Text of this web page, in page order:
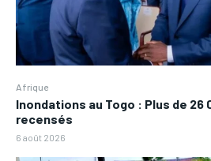
Afrique
Inondations au Togo : Plus de
recensés
6 août 2026